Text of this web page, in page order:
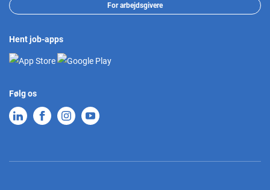
For arbejdsgivere
Hent job-apps
Følg os